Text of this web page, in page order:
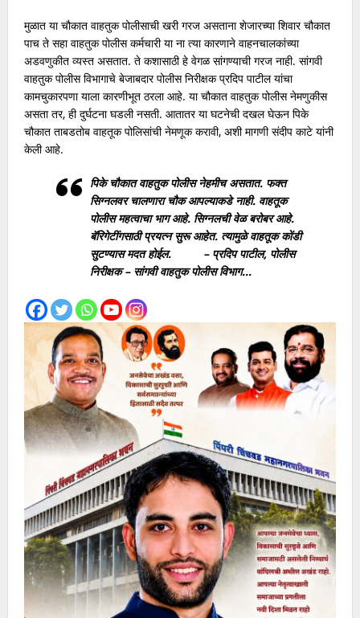
मुळात या चौकात वाहतुक पोलीसाची खरी गरज असताना शेजारच्या शिवार चौकात
पाच ते सहा वाहतुक पोलीस कर्मचारी या ना त्या कारणाने वाहनचालकांच्या
अडवणुकीत व्यस्त असतात. ते कशासाठी हे वेगळ सांगण्याची गरज नाही. सांगवी
वाहतुक पोलीस विभागाचे बेजाबदार पोलीस निरीक्षक प्रदिप पाटील यांचा
कामचुकारपणा याला कारणीभूत ठरला आहे. या चौकात वाहतुक पोलीस नेमणुकीस
असता तर, ही दुर्घटना घडली नसती. आतातर या घटनेची दखल घेऊन पिके
चौकात ताबडतोब वाहतूक पोलिसांची नेमणूक करावी, अशी मागणी संदीप काटे यांनी
केली आहे.
पिके चौकात वाहतुक पोलीस नेहमीच असतात. फक्त
सिग्नलवर चालणारा चौक आपल्याकडे नाही. वाहतूक
पोलीस महत्वाचा भाग आहे. सिग्नलची वेळ बरोबर आहे.
बॅरिगेटींगसाठी प्रयत्न सुरू आहेत. त्यामुळे वाहतूक कोंडी
सुटण्यास मदत होईल. – प्रदिप पाटील, पोलीस
निरीक्षक – सांगवी वाहतुक पोलीस विभाग…